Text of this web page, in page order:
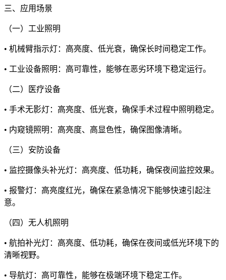
三、应用场景
（一）工业照明
• 机械臂指示灯：高亮度、低光衰，确保长时间稳定工作。
• 工业设备照明：高可靠性，能够在恶劣环境下稳定运行。
（二）医疗设备
• 手术无影灯：高亮度、低光衰，确保手术过程中照明稳定。
• 内窥镜照明：高亮度、高显色性，确保图像清晰。
（三）安防设备
• 监控摄像头补光灯：高亮度、低功耗，确保夜间监控效果。
• 报警灯：高亮度红光，确保在紧急情况下能够快速引起注
意。
（四）无人机照明
• 航拍补光灯：高亮度、低功耗，确保在夜间或低光环境下的
清晰视野。
• 导航灯：高可靠性，能够在极端环境下稳定工作。